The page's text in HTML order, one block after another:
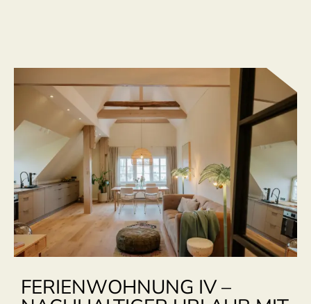
FERIENWOHNUNG IV –